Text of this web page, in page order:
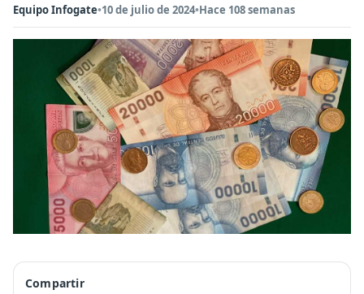
Equipo Infogate•10 de julio de 2024•Hace 108 semanas
Compartir